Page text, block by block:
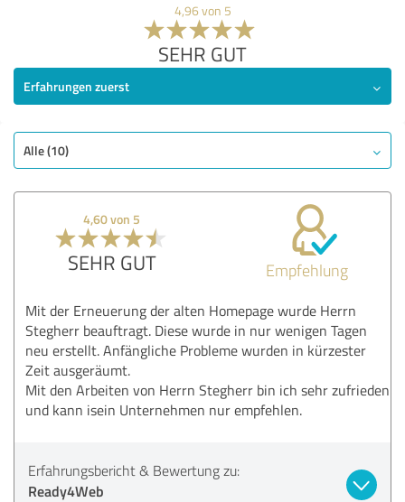
4,96 von 5
SEHR GUT
Erfahrungen zuerst
Alle (10)
4,60 von 5
SEHR GUT Empfehlung
Mit der Erneuerung der alten Homepage wurde Herrn
Stegherr beauftragt. Diese wurde in nur wenigen Tagen
neu erstellt. Anfängliche Probleme wurden in kürzester
Zeit ausgeräumt.
Mit den Arbeiten von Herrn Stegherr bin ich sehr zufrieden
und kann isein Unternehmen nur empfehlen.
Erfahrungsbericht & Bewertung zu:
Ready4Web